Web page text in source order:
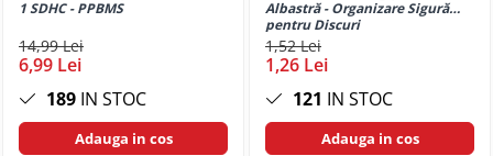
Huse si protectii pentru Motorola
Moto G10
Huse si protectii pentru Motorola
Moto G13
Huse si protectii pentru Motorola
Moto G14
1 SDHC - PPBMS
14,99 Lei
6,99 Lei
189 IN STOC
Adauga in cos
Albastră - Organizare Sigură
pentru Discuri
1,52 Lei
1,26 Lei
121 IN STOC
Adauga in cos